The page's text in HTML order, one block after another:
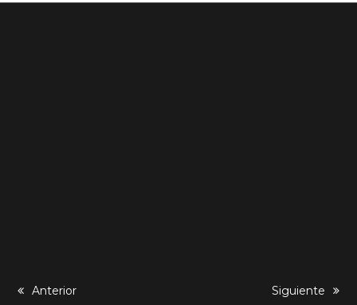
previous
Anterior
next
Siguiente